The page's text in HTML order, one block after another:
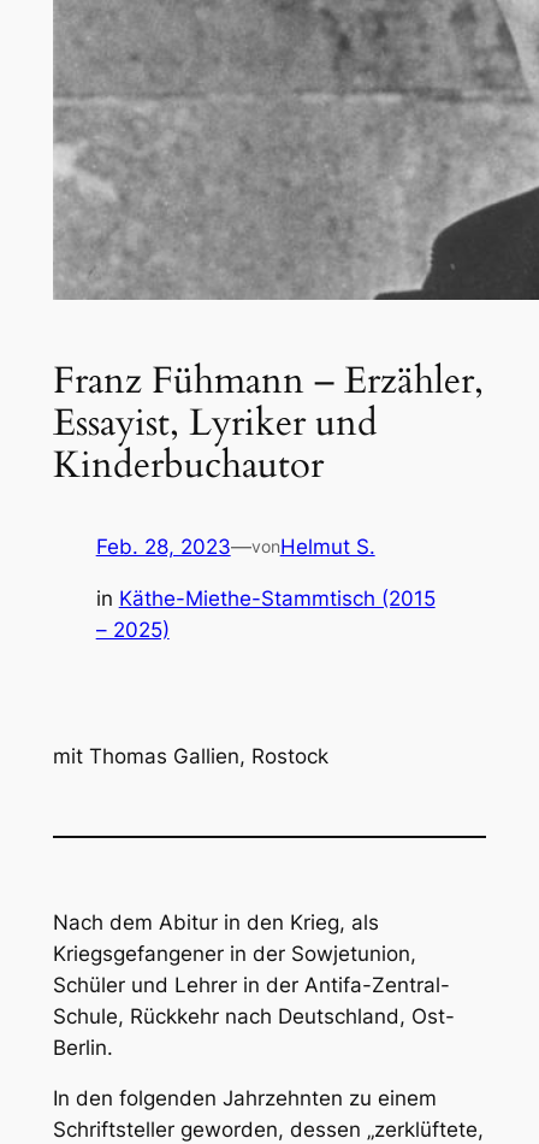
Franz Fühmann – Erzähler,
Essayist, Lyriker und
Kinderbuchautor
Feb. 28, 2023—vonHelmut S.
in Käthe-Miethe-Stammtisch (2015
– 2025)
mit Thomas Gallien, Rostock
Nach dem Abitur in den Krieg, als
Kriegsgefangener in der Sowjetunion,
Schüler und Lehrer in der Antifa-Zentral-
Schule, Rückkehr nach Deutschland, Ost-
Berlin.
In den folgenden Jahrzehnten zu einem
Schriftsteller geworden, dessen „zerklüftete,